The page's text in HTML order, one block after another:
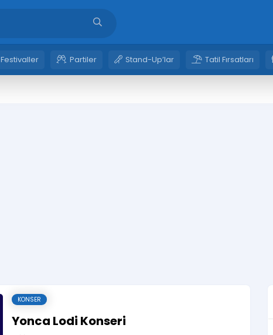
Festivaller Partiler Stand-Up’lar Tatil Fırsatları
KONSER
Yonca Lodi Konseri